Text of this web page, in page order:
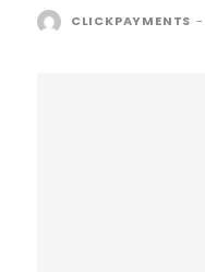
CLICKPAYMENTS -